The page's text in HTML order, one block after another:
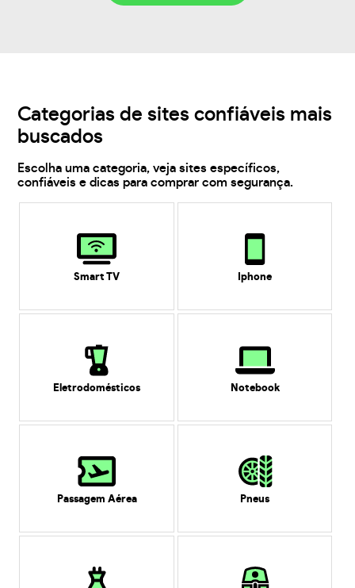
Categorias de sites confiáveis mais
buscados
Escolha uma categoria, veja sites específicos,
confiáveis e dicas para comprar com segurança.
Smart TV Iphone
Eletrodomésticos Notebook
Passagem Aérea Pneus